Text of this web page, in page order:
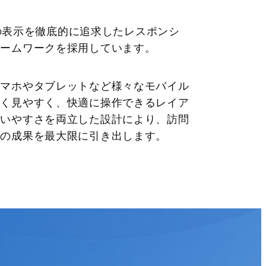
示を徹底的に追求したレスポンシ
ムワークを採用しています。
ホやタブレットなど様々なモバイル
見やすく、快適に操作できるレイア
やすさを両立した設計により、訪問
成果を最大限に引き出します。